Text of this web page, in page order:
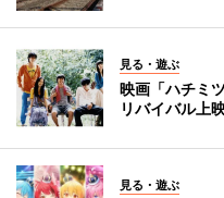
見る・遊ぶ
映画「ハチミ
リバイバル上
見る・遊ぶ